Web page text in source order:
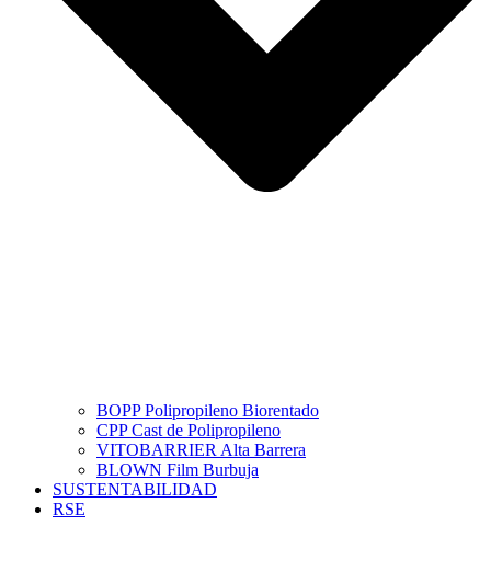
BOPP Polipropileno Biorentado
CPP Cast de Polipropileno
VITOBARRIER Alta Barrera
BLOWN Film Burbuja
SUSTENTABILIDAD
RSE